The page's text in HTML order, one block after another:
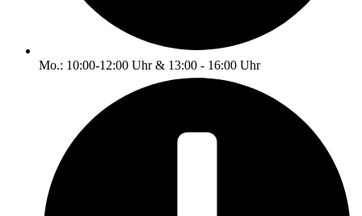
Mo.: 10:00-12:00 Uhr & 13:00 - 16:00 Uhr